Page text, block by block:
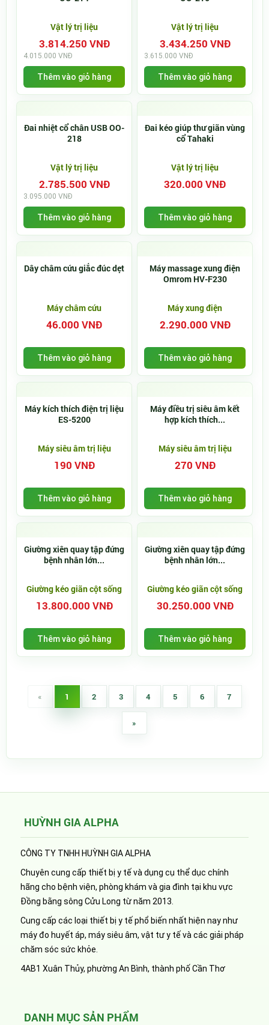
Vật lý trị liệu
3.814.250 VNĐ
4.015.000 VNĐ
Thêm vào giỏ hàng
Vật lý trị liệu
3.434.250 VNĐ
3.615.000 VNĐ
Thêm vào giỏ hàng
Đai nhiệt cổ chân USB OO-
218
Vật lý trị liệu
2.785.500 VNĐ
3.095.000 VNĐ
Thêm vào giỏ hàng
Đai kéo giúp thư giãn vùng
cổ Tahaki
Vật lý trị liệu
320.000 VNĐ
Thêm vào giỏ hàng
Dây châm cứu giắc đúc dẹt
Máy châm cứu
46.000 VNĐ
Thêm vào giỏ hàng
Máy massage xung điện
Omrom HV-F230
Máy xung điện
2.290.000 VNĐ
Thêm vào giỏ hàng
Máy kích thích điện trị liệu
ES-5200
Máy siêu âm trị liệu
190 VNĐ
Thêm vào giỏ hàng
Máy điều trị siêu âm kết
hợp kích thích...
Máy siêu âm trị liệu
270 VNĐ
Thêm vào giỏ hàng
Giường xiên quay tập đứng
bệnh nhân lớn...
Giường kéo giãn cột sống
13.800.000 VNĐ
Thêm vào giỏ hàng
Giường xiên quay tập đứng
bệnh nhân lớn...
Giường kéo giãn cột sống
30.250.000 VNĐ
Thêm vào giỏ hàng
« 1 2 3 4 5 6 7
»
HUỲNH GIA ALPHA
CÔNG TY TNHH HUỲNH GIA ALPHA
Chuyên cung cấp thiết bị y tế và dụng cụ thể dục chính
hãng cho bệnh viện, phòng khám và gia đình tại khu vực
Đồng bằng sông Cửu Long từ năm 2013.
Cung cấp các loại thiết bị y tế phổ biến nhất hiện nay như
máy đo huyết áp, máy siêu âm, vật tư y tế và các giải pháp
chăm sóc sức khỏe.
4AB1 Xuân Thủy, phường An Bình, thành phố Cần Thơ
DANH MỤC SẢN PHẨM